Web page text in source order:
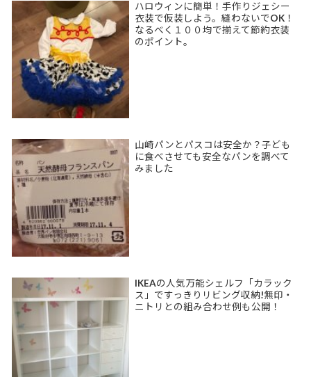
ハロウィンに簡単！手作りジェシー
衣装で仮装しよう。縫わないでOK！
なるべく１００均で揃えて節約衣装
のポイント。
山崎パンとパスコは安全か？子ども
に食べさせても安全なパンを調べて
みました
IKEAの人気万能シェルフ「カラック
ス」ですっきりリビング収納!無印・
ニトリとの組み合わせ例も公開！